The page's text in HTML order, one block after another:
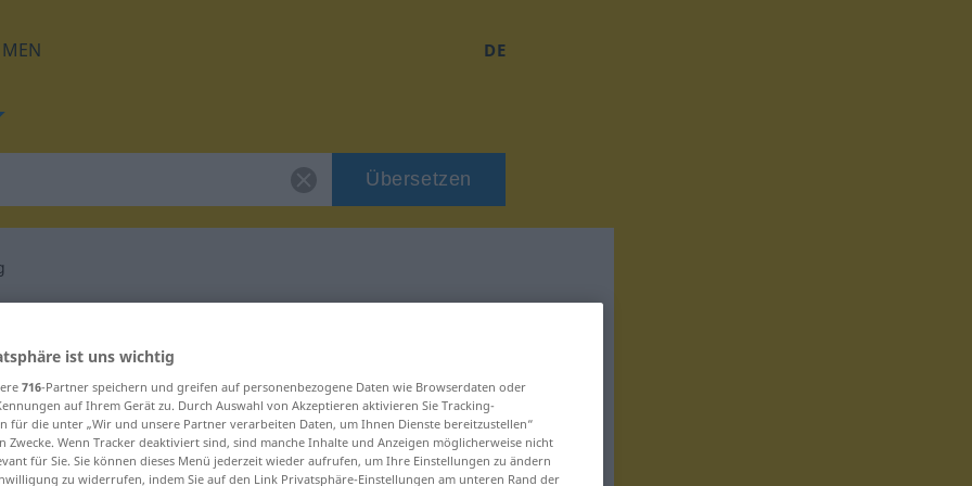
DE
Übersetzen
"vielschichtig"
ist uns wichtig
716-Partner speichern und greifen auf personenbezogene Daten wie Browserdaten oder
auf Ihrem Gerät zu. Durch Auswahl von Akzeptieren aktivieren Sie Tracking-
für die unter „Wir und unsere Partner verarbeiten Daten, um Ihnen Dienste bereitzustellen“
Zwecke. Wenn Tracker deaktiviert sind, sind manche Inhalte und Anzeigen möglicherweise nicht
für Sie. Sie können dieses Menü jederzeit wieder aufrufen, um Ihre Einstellungen zu ändern
zu widerrufen, indem Sie auf den Link Privatsphäre-Einstellungen am unteren Rand der